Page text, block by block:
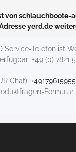
von schlauchboote-
yerd.de
Service-Telefon ist
+49 (0) 7821
Chat):